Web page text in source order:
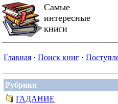
Самые
интересные
книги
Главная · Поиск книг ·
Рубрики
ГАДАНИЕ